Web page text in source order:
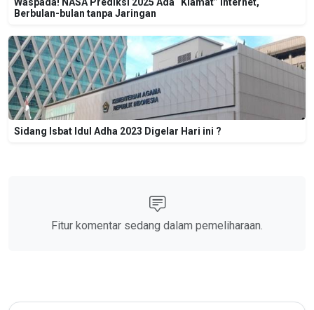
Berbulan-bulan tanpa Jaringan
Sidang Isbat Idul Adha 2023 Digelar Hari ini ?
Fitur komentar sedang dalam pemeliharaan.